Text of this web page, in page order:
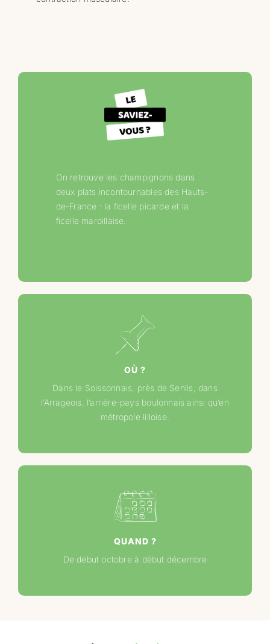
On retrouve les champignons dans
deux plats incontournables des Hauts-
de-France : la ficelle picarde et la
ficelle maroillaise.
OÙ ?
Dans le Soissonnais, près de Senlis, dans
l’Arrageois, l’arrière-pays boulonnais ainsi qu’en
métropole lilloise.
QUAND ?
De début octobre à début décembre